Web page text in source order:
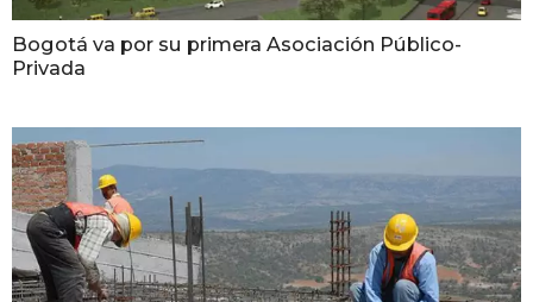
Bogotá va por su primera Asociación Público-
Privada